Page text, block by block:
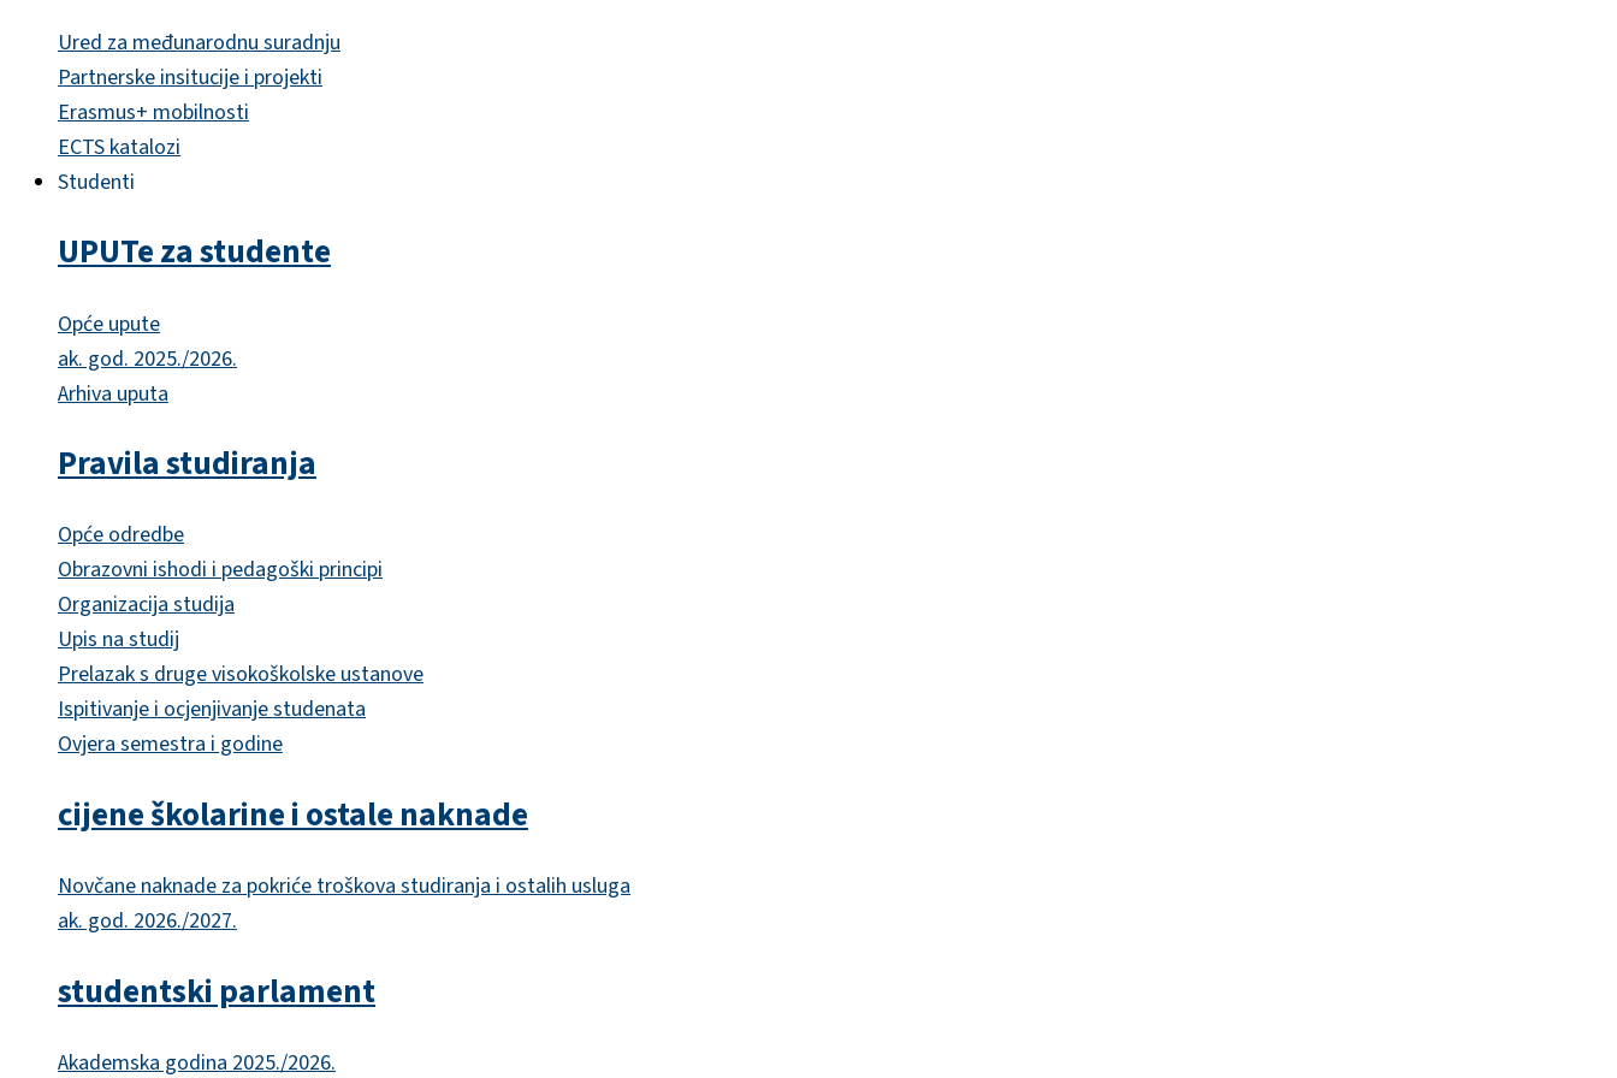
Ured za međunarodnu suradnju
Partnerske insitucije i projekti
Erasmus+ mobilnosti
ECTS katalozi
Studenti
UPUTe za studente
Opće upute
ak. god. 2025./2026.
Arhiva uputa
Pravila studiranja
Opće odredbe
Obrazovni ishodi i pedagoški principi
Organizacija studija
Upis na studij
Prelazak s druge visokoškolske ustanove
Ispitivanje i ocjenjivanje studenata
Ovjera semestra i godine
cijene školarine i ostale naknade
Novčane naknade za pokriće troškova studiranja i ostalih usluga
ak. god. 2026./2027.
studentski parlament
Akademska godina 2025./2026.